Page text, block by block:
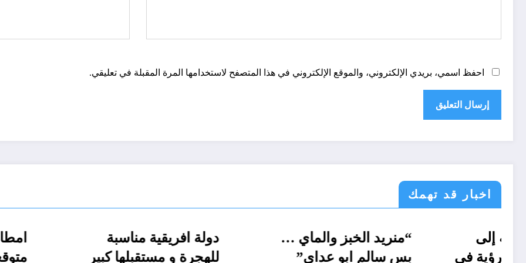
احفظ اسمي، بريدي الإلكتروني، والموقع الإلكتروني في هذا المتصفح لاستخدامها المرة المقبلة في تعليقي.
اخبار قد تهمك
دولة افريقية مناسبة
للهجرة و مستقبلها
“منريد الخبز والماي …
بس سالم ابو عداي”
قانون تشريع و ادارة
من الدولة الشكلية إلى
الدولة الوظيفية…رؤية في